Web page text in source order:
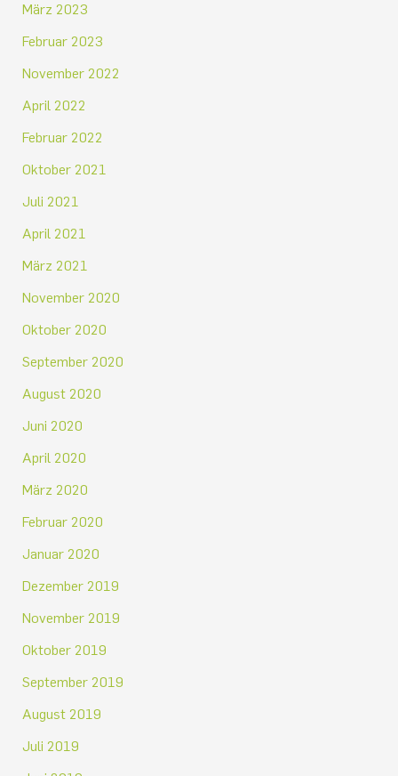
März 2023
Februar 2023
November 2022
April 2022
Februar 2022
Oktober 2021
Juli 2021
April 2021
März 2021
November 2020
Oktober 2020
September 2020
August 2020
Juni 2020
April 2020
März 2020
Februar 2020
Januar 2020
Dezember 2019
November 2019
Oktober 2019
September 2019
August 2019
Juli 2019